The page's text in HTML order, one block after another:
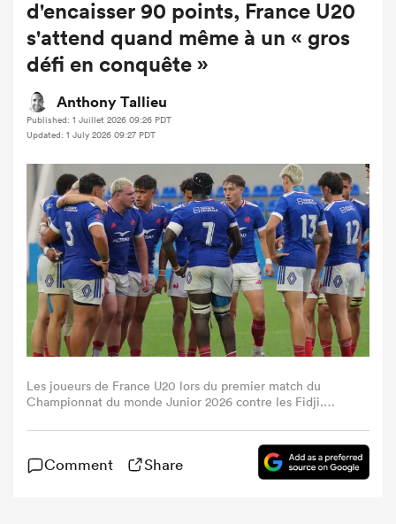
d'encaisser 90 points, France U20
s'attend quand même à un « gros
défi en conquête »
Anthony Tallieu
Published: 1 Juillet 2026 09:26 PDT
Updated: 1 July 2026 09:27 PDT
Les joueurs de France U20 lors du premier match du
Championnat du monde Junior 2026 contre les Fidji.
Comment Share